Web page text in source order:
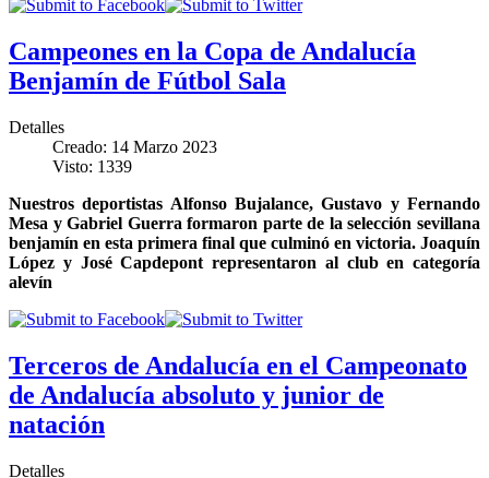
Campeones en la Copa de Andalucía
Benjamín de Fútbol Sala
Detalles
Creado: 14 Marzo 2023
Visto: 1339
Nuestros deportistas Alfonso Bujalance, Gustavo y Fernando
Mesa y Gabriel Guerra formaron parte de la selección sevillana
benjamín en esta primera final que culminó en victoria. Joaquín
López y José Capdepont representaron al club en categoría
alevín
Terceros de Andalucía en el Campeonato
de Andalucía absoluto y junior de
natación
Detalles